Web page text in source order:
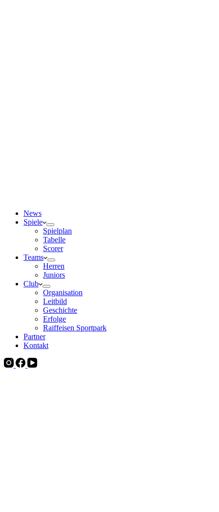
News
Spiele
Spielplan
Tabelle
Scorer
Teams
Herren
Juniors
Club
Organisation
Leitbild
Geschichte
Erfolge
Raiffeisen Sportpark
Partner
Kontakt